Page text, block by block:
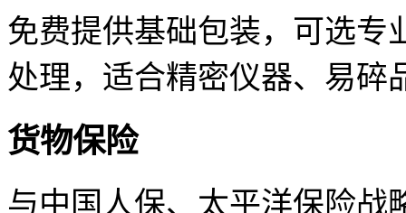
免费提供基础包装，可选专
处理，适合精密仪器、易碎
货物保险
与中国人保、太平洋保险战